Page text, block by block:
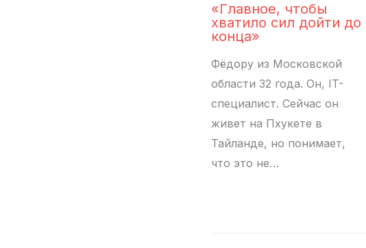
«Главное, чтобы
хватило сил дойти до
конца»
Фёдору из Московской
области 32 года. Он, IT-
специалист. Сейчас он
живет на Пхукете в
Тайланде, но понимает,
что это не…